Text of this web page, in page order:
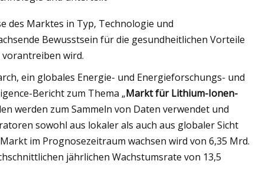
Marktes in Typ, Technologie und
Bewusstsein für die gesundheitlichen Vorteile
wird.
ein globales Energie- und Energieforschungs- und
Bericht zum Thema „Markt für Lithium-Ionen-
werden zum Sammeln von Daten verwendet und
sowohl aus lokaler als auch aus globaler Sicht
im Prognosezeitraum wachsen wird von 6,35 Mrd.
jährlichen Wachstumsrate von 13,5